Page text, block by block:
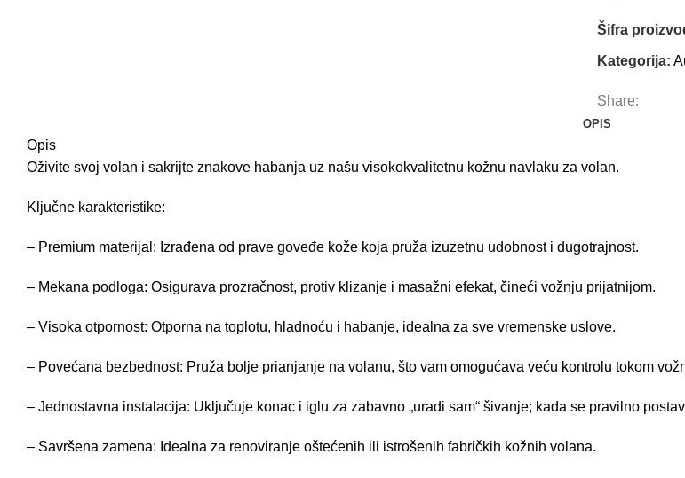
Šifra
Kategorija:
Share:
OPIS
Opis
Oživite svoj volan i sakrijte znakove habanja uz našu visokokvalitetnu kožnu navlaku za volan.
Ključne karakteristike:
– Premium materijal: Izrađena od prave goveđe kože koja pruža izuzetnu udobnost i dugotrajnost.
– Mekana podloga: Osigurava prozračnost, protiv klizanje i masažni efekat, čineći vožnju prijatnijom.
– Visoka otpornost: Otporna na toplotu, hladnoću i habanje, idealna za sve vremenske uslove.
– Povećana bezbednost: Pruža bolje prianjanje na volanu, što vam omogućava veću kontrolu tokom
– Jednostavna instalacija: Uključuje konac i iglu za zabavno „uradi sam“ šivanje; kada se pravilno
– Savršena zamena: Idealna za renoviranje oštećenih ili istrošenih fabričkih kožnih volana.